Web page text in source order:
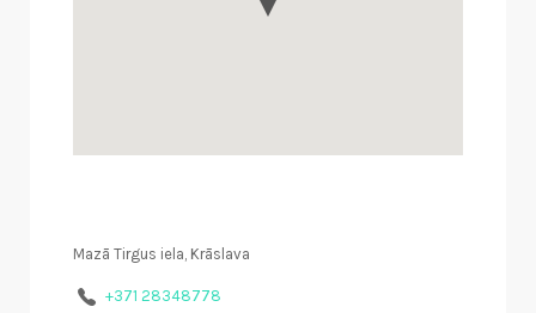
Mazā Tirgus iela, Krāslava
+371 28348778